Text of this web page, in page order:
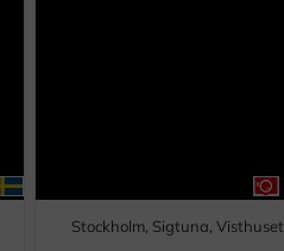
Stockholm, Sigtuna, Visthuset